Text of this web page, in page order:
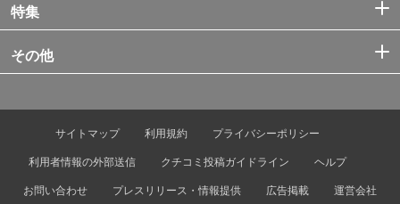
特集
その他
サイトマップ 利用規約
プライバシーポリシー
利用者情報の外部送信
クチコミ投稿ガイドライン
ヘルプ
お問い合わせ
プレスリリース・情報提供 広告掲載 運営会社